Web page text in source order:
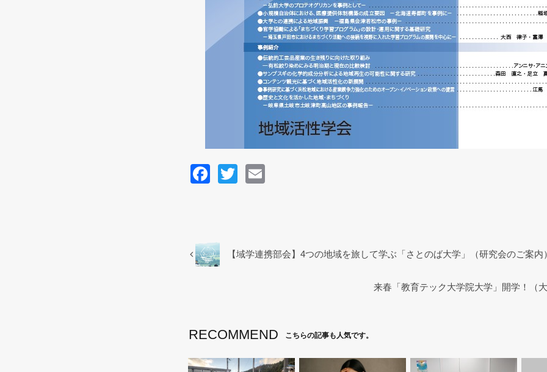
F
b
o
T
【域学連携部会】4つの地域を旅して学ぶ「さとのば大学」（研究会のご案内
来春「教育テック大学院大学」開学！（
RECOMMEND こちらの記事も人気です。